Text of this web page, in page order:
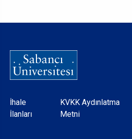
Dipnot
İhale
İlanları
KVKK Aydınlatma
Metni